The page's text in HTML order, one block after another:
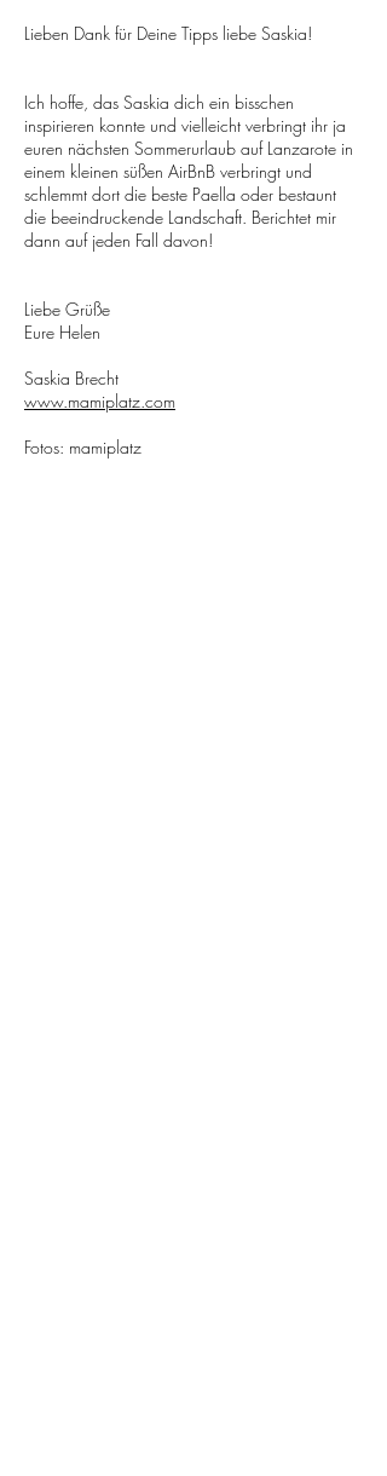
Lieben Dank für Deine Tipps liebe Saskia!
Ich hoffe, das Saskia dich ein bisschen
inspirieren konnte und vielleicht verbringt ihr ja
euren nächsten Sommerurlaub auf Lanzarote in
einem kleinen süßen AirBnB verbringt und
schlemmt dort die beste Paella oder bestaunt
die beeindruckende Landschaft. Berichtet mir
dann auf jeden Fall davon!
Liebe Grüße
Eure Helen
Saskia Brecht
www.mamiplatz.com
Fotos: mamiplatz